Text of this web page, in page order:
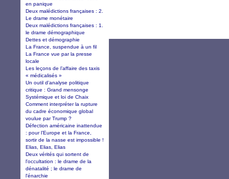
en panique
Deux malédictions françaises : 2.
Le drame monétaire
Deux malédictions françaises : 1.
le drame démographique
Dettes et démographie
La France, suspendue à un fil
La France vue par la presse
locale
Les leçons de l’affaire des taxis
« médicalisés »
Un outil d'analyse politique
critique : Grand mensonge
Systémique et loi de Chaix
Comment interpréter la rupture
du cadre économique global
voulue par Trump ?
Défection américaine inattendue
: pour l’Europe et la France,
sortir de la nasse est impossible !
Elias, Elias, Elias
Deux vérités qui sortent de
l'occultation : le drame de la
dénatalité ; le drame de
l'énarchie